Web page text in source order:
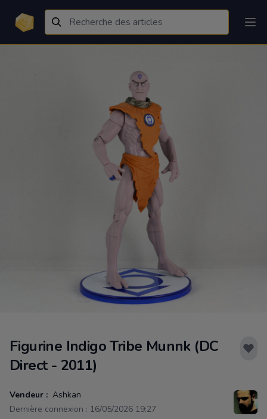
Figurine Indigo Tribe Munnk (DC
Direct - 2011)
Vendeur : Ashkan
Dernière connexion : 16/05/2026 19:27